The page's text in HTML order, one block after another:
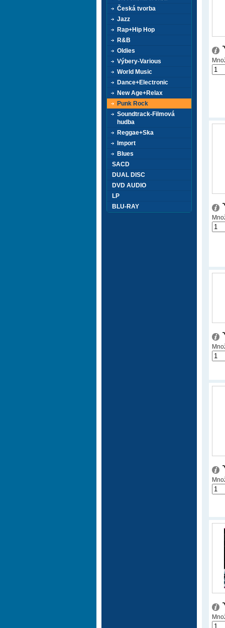
Česká tvorba
Jazz
Rap+Hip Hop
R&B
Oldies
Výbery-Various
World Music
Dance+Electronic
New Age+Relax
Punk Rock
Soundtrack-Filmová
hudba
Reggae+Ska
Import
Blues
SACD
DUAL DISC
DVD AUDIO
LP
BLU-RAY